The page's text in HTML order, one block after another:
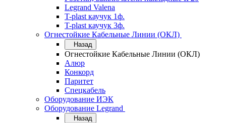
Legrand Valena
T-plast каучук 1ф.
T-plast каучук 3ф.
Огнестойкие Кабельные Линии (ОКЛ)
Назад
Огнестойкие Кабельные Линии (ОКЛ)
Алюр
Конкорд
Паритет
Спецкабель
Оборудование ИЭК
Оборудование Legrand
Назад